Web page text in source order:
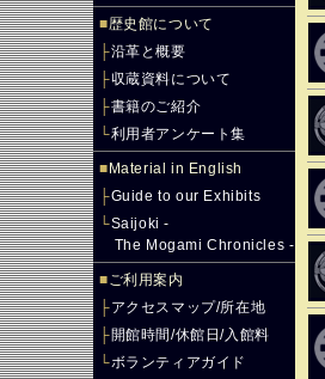
■歴史館について
├沿革と概要
├収蔵資料について
├書籍のご紹介
└利用者アンケート集
■ Material in English
├Guide to our Exhibits
└Saijoki -
The Mogami Chronicles -
■ご利用案内
├アクセスマップ/所在地
├開館時間/休館日/入館料
└ボランティアガイド